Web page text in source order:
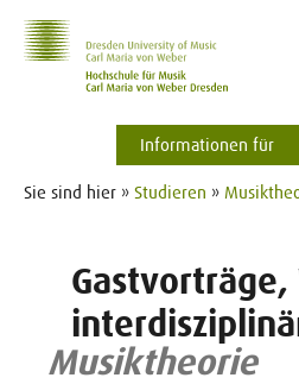
Informationen für
Studierende
Bewerber*innen
International
Presse
Alumni
Sie sind hier » Studieren »
Gastvorträge,
Musiktheorie